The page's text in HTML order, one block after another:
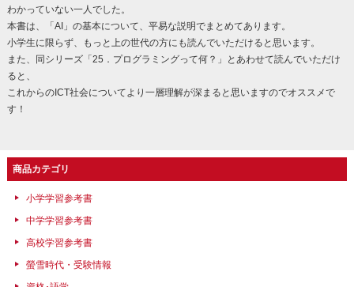
わかっていない一人でした。
本書は、「AI」の基本について、平易な説明でまとめてあります。
小学生に限らず、もっと上の世代の方にも読んでいただけると思います。
また、同シリーズ「25．プログラミングって何？」とあわせて読んでいただけ
ると、
これからのICT社会についてより一層理解が深まると思いますのでオススメで
す！
商品カテゴリ
小学学習参考書
中学学習参考書
高校学習参考書
螢雪時代・受験情報